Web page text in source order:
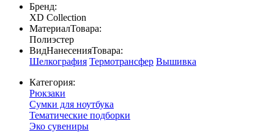
Бренд:
XD Collection
МатериалТовара:
Полиэстер
ВидНанесенияТовара:
Шелкография Термотрансфер Вышивка
Категория:
Рюкзаки
Сумки для ноутбука
Тематические подборки
Эко сувениры